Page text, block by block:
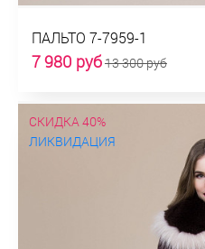
ПАЛЬТО 7-7959-1
7 980 руб13 300 руб
СКИДКА 40%
ЛИКВИДАЦИЯ